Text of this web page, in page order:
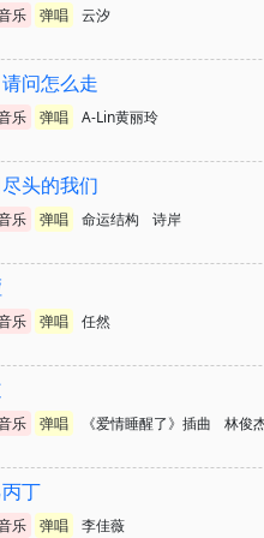
乐 弹唱 云汐
问怎么走
乐 弹唱 A-Lin黄丽玲
头的我们
乐 弹唱 命运结构 诗岸
乐 弹唱 任然
乐 弹唱 《爱情睡醒了》插曲 林俊
丁
乐 弹唱 李佳薇